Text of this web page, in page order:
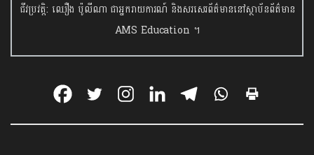
ជីវប្រវត្តិ: ឈឿង ប៉ូលីណា ជាអ្នករាយការណ៍ និងសរសេរព័ត៌មាននៅស្ថាប័នព័ត៌មាន
AMS Education ។